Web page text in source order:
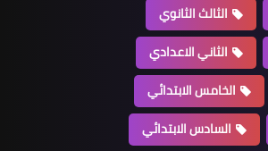
الثالث الثانوي
الثاني الاعدادي
الخامس الابتدائي
السادس الابتدائي